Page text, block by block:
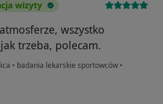
wizyty
wszystko
trzeba, polecam.
• badania lekarskie sportowców •